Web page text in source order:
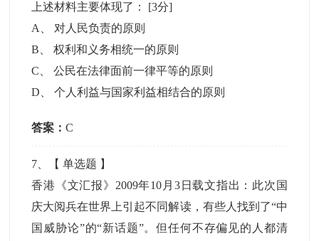
上述材料主要体现了： [3分]
A
对人民负责的原则
B 、权利和义务相统一的原则
C 、公民在法律面前一律平等的原则
D 、个人利益与国家利益相结合的原则
答案：C
7 、【单选题 】
香港《文汇报》2009年10月3日载文指出：此次国
庆大阅兵在世界上引起不同解读，有些人找到了“中
国威胁论”的“新话题”。但任何不存偏见的人都清